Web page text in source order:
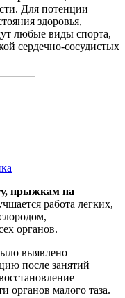
Для потенции
здоровья,
любые виды спорта,
сердечно-сосудистых
прыжкам на
работа легких,
органов.
выявлено
после занятий
органов малого таза.